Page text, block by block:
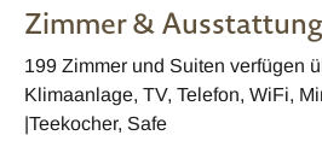
Zimmer & Ausstattung
199 Zimmer und Suiten verfügen
Klimaanlage, TV, Telefon, WiFi,
|Teekocher, Safe